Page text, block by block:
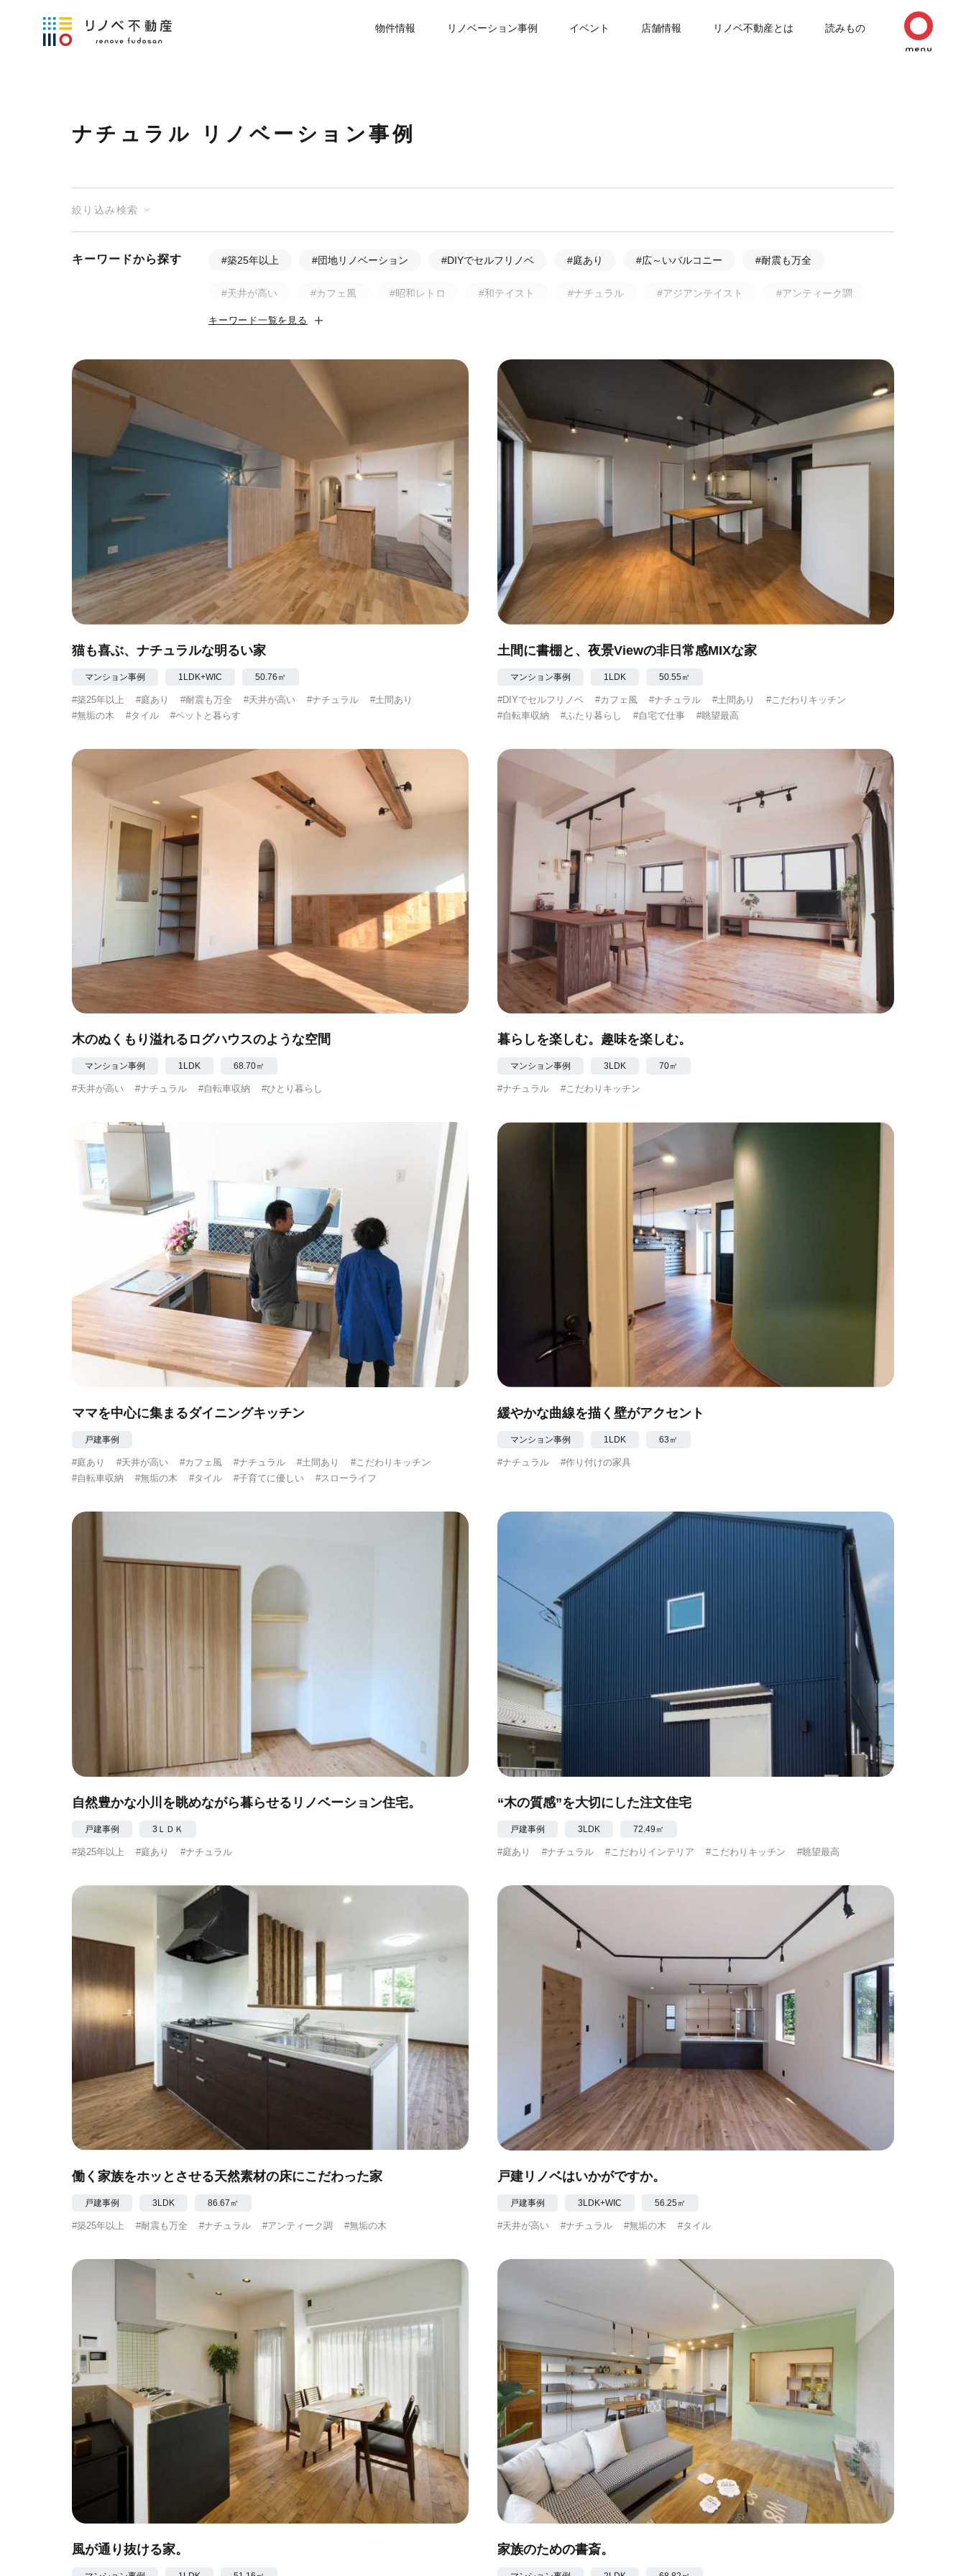
物件情報 リノベーション事例 イベント 店舗情報 リノベ不動産とは 読みもの
ナチュラル リノベーション事例
絞り込み検索
キーワードから探す #築25年以上 #団地リノベーション #DIYでセルフリノベ #庭あり #広～いバルコニー #耐震も万全
#天井が高い #カフェ風 #昭和レトロ #和テイスト #ナチュラル #アジアンテイスト #アンティーク調
#ハンモック #コンクリート壁
#自転車収納 #作り付けの家具 #あえて古材 #黒板 #無垢の木 #タイル #壁一面本棚 #ヘリンボーン床
#ペットと暮らす
#都心に暮らす #眺望最高 #水辺の住まい #緑がいっぱい
キーワード一覧を見る
猫も喜ぶ、ナチュラルな明るい家
マンション事例 1LDK+WIC 50.76㎡
#築25年以上 #庭あり #耐震も万全 #天井が高い #ナチュラル
#土間あり
#無垢の木
#タイル #ペットと暮らす
土間に書棚と、夜景Viewの非日常感MIXな家
マンション事例 1LDK 50.55㎡
#DIYでセルフリノベ #カフェ風 #ナチュラル #土間あり
#こだわりキッチン
#自転車収納
#ふたり暮らし #自宅で仕事 #眺望最高
木のぬくもり溢れるログハウスのような空間
マンション事例 1LDK 68.70㎡
#天井が高い #ナチュラル #自転車収納 #ひとり暮らし
暮らしを楽しむ。趣味を楽しむ。
マンション事例 3LDK 70㎡
#ナチュラル #こだわりキッチン
ママを中心に集まるダイニングキッチン
戸建事例
#庭あり #天井が高い #カフェ風 #ナチュラル #土間あり
#こだわりキッチン
#自転車収納
#無垢の木 #タイル #子育てに優しい #スローライフ
緩やかな曲線を描く壁がアクセント
マンション事例 1LDK 63㎡
#ナチュラル #作り付けの家具
自然豊かな小川を眺めながら暮らせるリノベーション住宅。
戸建事例 3ＬＤＫ
#築25年以上 #庭あり #ナチュラル
“木の質感”を大切にした注文住宅
戸建事例 3LDK 72.49㎡
#庭あり #ナチュラル #こだわりインテリア #こだわりキッチン #眺望最高
働く家族をホッとさせる天然素材の床にこだわった家
戸建事例 3LDK 86.67㎡
#築25年以上 #耐震も万全 #ナチュラル #アンティーク調 #無垢の木
戸建リノベはいかがですか。
戸建事例 3LDK+WIC 56.25㎡
#天井が高い #ナチュラル #無垢の木 #タイル
風が通り抜ける家。 家族のための書斎。